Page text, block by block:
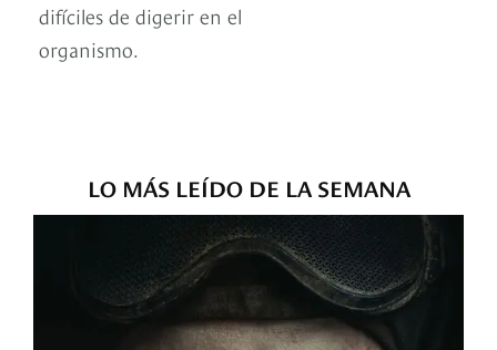
difíciles de digerir en el
organismo.
LO MÁS LEÍDO DE LA SEMANA